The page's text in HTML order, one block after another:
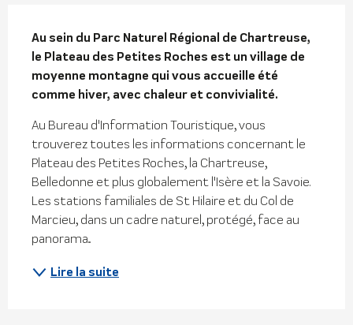
Description
Au sein du Parc Naturel Régional de Chartreuse,
le Plateau des Petites Roches est un village de
moyenne montagne qui vous accueille été
comme hiver, avec chaleur et convivialité.
Au Bureau d'Information Touristique, vous
trouverez toutes les informations concernant le
Plateau des Petites Roches, la Chartreuse,
Belledonne et plus globalement l'Isère et la Savoie.
Les stations familiales de St Hilaire et du Col de
Marcieu, dans un cadre naturel, protégé, face au
panorama...
Lire la suite